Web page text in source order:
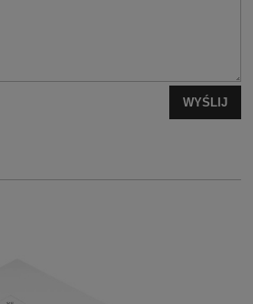
WYŚLIJ